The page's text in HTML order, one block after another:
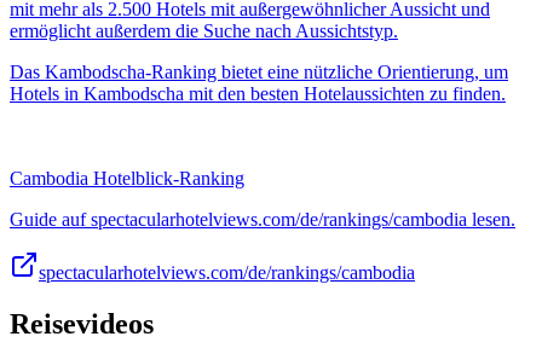
mit mehr als 2.500 Hotels mit außergewöhnlicher Aussicht und
ermöglicht außerdem die Suche nach Aussichtstyp.
Das Kambodscha-Ranking bietet eine nützliche Orientierung, um
Hotels in Kambodscha mit den besten Hotelaussichten zu finden.
Cambodia Hotelblick-Ranking
Guide auf spectacularhotelviews.com/de/rankings/cambodia lesen.
spectacularhotelviews.com/de/rankings/cambodia
Reisevideos